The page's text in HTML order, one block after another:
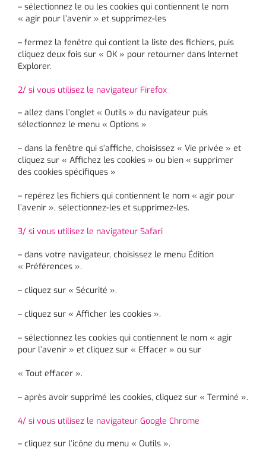
– sélectionnez le ou les cookies qui contiennent le nom
« agir pour l’avenir » et supprimez-les
– fermez la fenêtre qui contient la liste des fichiers, puis
cliquez deux fois sur « OK » pour retourner dans Internet
Explorer.
2/ si vous utilisez le navigateur Firefox
– allez dans l’onglet « Outils » du navigateur puis
sélectionnez le menu « Options »
– dans la fenêtre qui s’affiche, choisissez « Vie privée » et
cliquez sur « Affichez les cookies » ou bien « supprimer
des cookies spécifiques »
– repérez les fichiers qui contiennent le nom « agir pour
l’avenir », sélectionnez-les et supprimez-les.
3/ si vous utilisez le navigateur Safari
– dans votre navigateur, choisissez le menu Édition
« Préférences ».
– cliquez sur « Sécurité ».
– cliquez sur « Afficher les cookies ».
– sélectionnez les cookies qui contiennent le nom « agir
pour l’avenir » et cliquez sur « Effacer » ou sur
« Tout effacer ».
– après avoir supprimé les cookies, cliquez sur « Terminé ».
4/ si vous utilisez le navigateur Google Chrome
– cliquez sur l’icône du menu « Outils ».